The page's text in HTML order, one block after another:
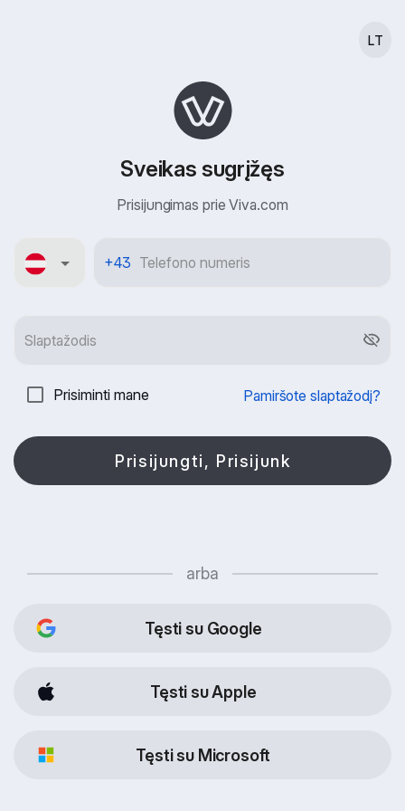
LT
Sveikas sugrįžęs
Prisijungimas prie Viva.com
Österreich+43
Prisiminti mane Pamiršote slaptažodį?
Prisijungti, Prisijunk
arba
Tęsti su Google
Tęsti su Apple
Tęsti su Microsoft